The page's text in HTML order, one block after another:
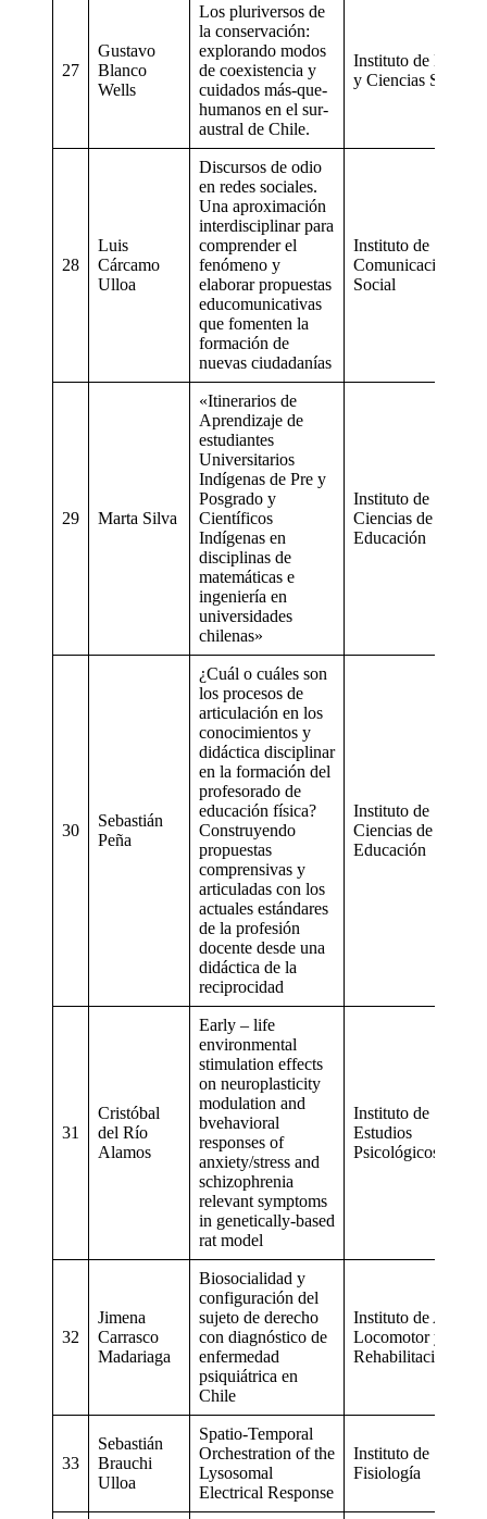
27
Gustavo
Blanco
Wells
Los pluriversos de
la conservación:
explorando modos
de coexistencia y
cuidados más-que-
humanos en el sur-
austral de Chile.
Instituto de Historia
y Ciencias Sociales
28
Luis
Cárcamo
Ulloa
Discursos de odio
en redes sociales.
Una aproximación
interdisciplinar para
comprender el
fenómeno y
elaborar propuestas
educomunicativas
que fomenten la
formación de
nuevas ciudadanías
Instituto de
Comunicación
Social
29 Marta Silva
«Itinerarios de
Aprendizaje de
estudiantes
Universitarios
Indígenas de Pre y
Posgrado y
Científicos
Indígenas en
disciplinas de
matemáticas e
ingeniería en
universidades
chilenas»
Instituto de
Ciencias de la
Educación
30
Sebastián
Peña
¿Cuál o cuáles son
los procesos de
articulación en los
conocimientos y
didáctica disciplinar
en la formación del
profesorado de
educación física?
Construyendo
propuestas
comprensivas y
articuladas con los
actuales estándares
de la profesión
docente desde una
didáctica de la
reciprocidad
Instituto de
Ciencias de la
Educación
31
Cristóbal
del Río
Alamos
Early – life
environmental
stimulation effects
on neuroplasticity
modulation and
bvehavioral
responses of
anxiety/stress and
schizophrenia
relevant symptoms
in genetically-based
rat model
Instituto de
Estudios
Psicológicos
32
Jimena
Carrasco
Madariaga
Biosocialidad y
configuración del
sujeto de derecho
con diagnóstico de
enfermedad
psiquiátrica en
Chile
Instituto de Aparato
Locomotor y
Rehabilitación
33
Sebastián
Brauchi
Ulloa
Spatio-Temporal
Orchestration of the
Lysosomal
Electrical Response
Instituto de
Fisiología